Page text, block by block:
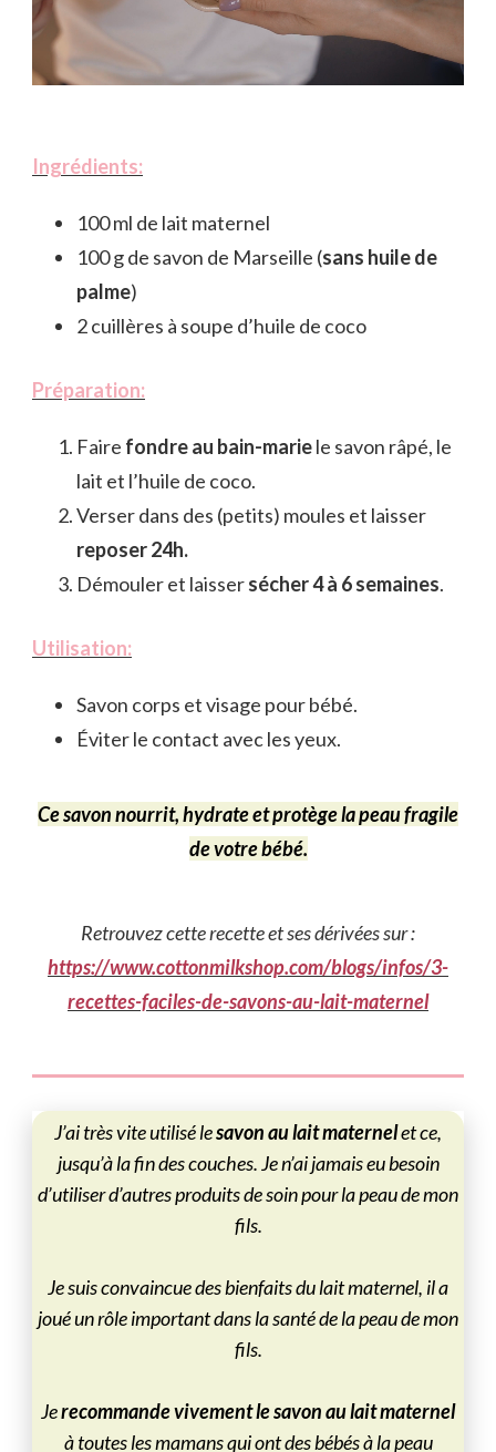
Ingrédients:
100 ml de lait maternel
100 g de savon de Marseille (sans huile de
palme)
2 cuillères à soupe d’huile de coco
Préparation:
Faire fondre au bain-mariele savon râpé, le
lait et l’huile de coco.
Verser dans des (petits) moules et laisser
reposer 24h.
Démouler et laissersécher 4 à 6 semaines.
Utilisation:
Savon corps et visage pour bébé.
Éviter le contact avec les yeux.
Ce savon nourrit, hydrate et protège la peau fragile
de votre bébé.
Retrouvez cette recette et ses dérivées sur :
https://www.cottonmilkshop.com/blogs/infos/3-
recettes-faciles-de-savons-au-lait-maternel
J’ai très vite utilisé lesavon au lait maternelet ce,
jusqu’à la fin des couches. Je n’ai jamais eu besoin
d’utiliser d’autres produits de soin pour la peau de mon
fils.
Je suis convaincue des bienfaits du lait maternel, il a
joué un rôle important dans la santé de la peau de mon
fils.
Jerecommande vivement le savon au lait maternel
à toutes les mamans qui ont des bébés à la peau